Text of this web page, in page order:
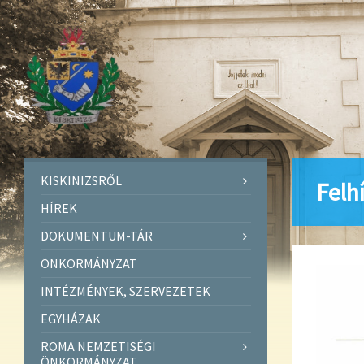
KISKINIZSRŐL
HÍREK
DOKUMENTUM-TÁR
ÖNKORMÁNYZAT
INTÉZMÉNYEK, SZERVEZETEK
EGYHÁZAK
ROMA NEMZETISÉGI